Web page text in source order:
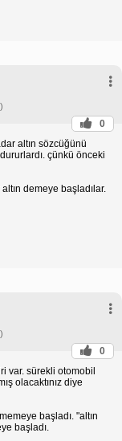
0
altın sözcüğünü
çünkü önceki
demeye başladılar.
0
var. sürekli otomobil
olacaktınız diye
başladı. "altın
başladı.